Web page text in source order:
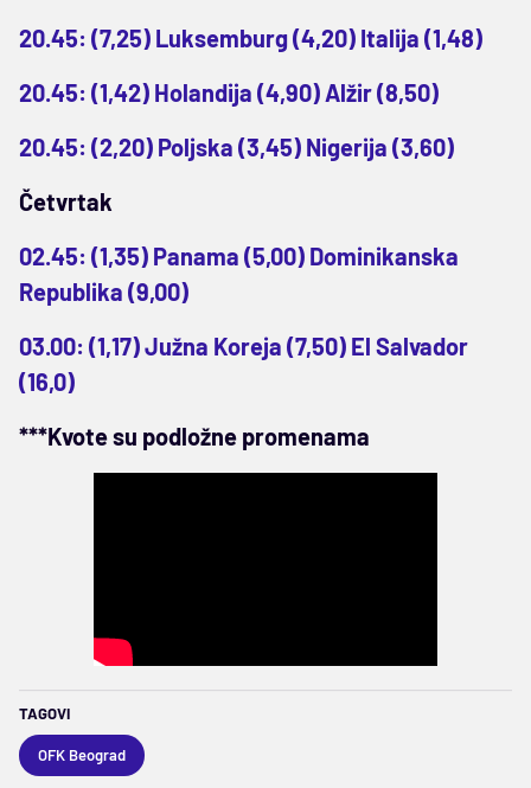
20.45: (7,25) Luksemburg (4,20) Italija (1,48)
20.45: (1,42) Holandija (4,90) Alžir (8,50)
20.45: (2,20) Poljska (3,45) Nigerija (3,60)
Četvrtak
02.45: (1,35) Panama (5,00) Dominikanska
Republika (9,00)
03.00: (1,17) Južna Koreja (7,50) El Salvador
(16,0)
***Kvote su podložne promenama
TAGOVI
OFK Beograd